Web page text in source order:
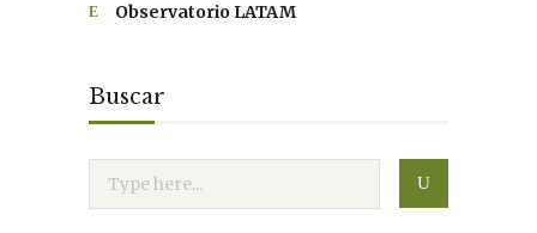
Observatorio LATAM
Buscar